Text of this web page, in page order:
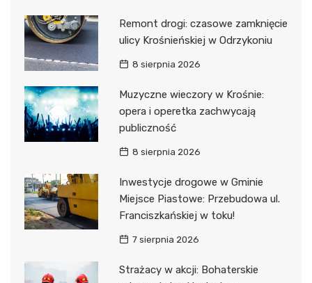
Remont drogi: czasowe zamknięcie
ulicy Krośnieńskiej w Odrzykoniu
8 sierpnia 2026
Muzyczne wieczory w Krośnie:
opera i operetka zachwycają
publiczność
8 sierpnia 2026
Inwestycje drogowe w Gminie
Miejsce Piastowe: Przebudowa ul.
Franciszkańskiej w toku!
7 sierpnia 2026
Strażacy w akcji: Bohaterskie